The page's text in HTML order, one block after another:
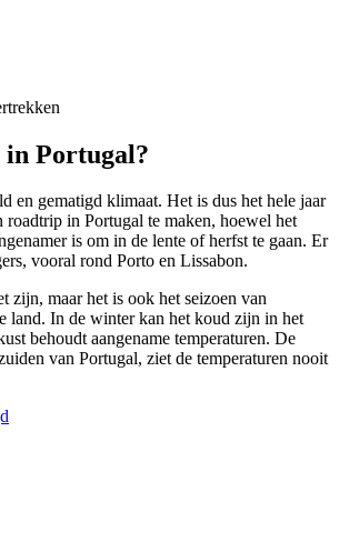
Portugal?
en gematigd klimaat. Het is dus het hele jaar
in Portugal te maken, hoewel het
is om in de lente of herfst te gaan. Er
vooral rond Porto en Lissabon.
zijn, maar het is ook het seizoen van
land. In de winter kan het koud zijn in het
behoudt aangename temperaturen. De
van Portugal, ziet de temperaturen nooit